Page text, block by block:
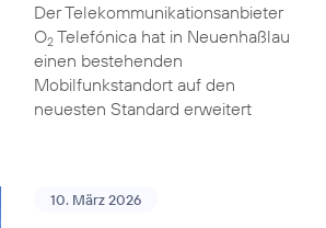
Der Telekommunikationsanbieter
O2Telefónica hat in Neuenhaßlau
einen bestehenden
Mobilfunkstandort auf den
neuesten Standard erweitert
10. März 2026